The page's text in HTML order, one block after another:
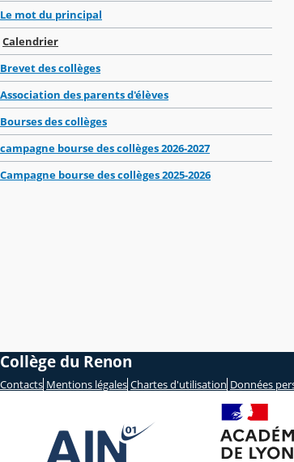
Le mot du principal
Calendrier
Brevet des collèges
Association des parents d'élèves
Bourses des collèges
campagne bourse des collèges 2026-2027
Campagne bourse des collèges 2025-2026
Collège du Renon
Contacts Mentions légales Chartes d'utilisation Données